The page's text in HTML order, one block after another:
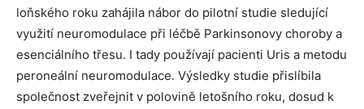
loňského roku zahájila nábor do pilotní studie sledující
využití neuromodulace při léčbě Parkinsonovy choroby a
esenciálního třesu. I tady používají pacienti Uris a metodu
peroneální neuromodulace. Výsledky studie přislíbila
společnost zveřejnit v polovině letošního roku, dosud k